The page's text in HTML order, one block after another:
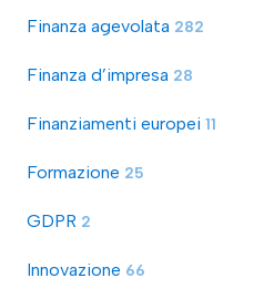
Finanza agevolata 282
Finanza d’impresa 28
Finanziamenti europei 11
Formazione 25
GDPR 2
Innovazione 66